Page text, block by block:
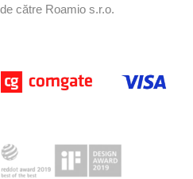
de către Roamio s.r.o.